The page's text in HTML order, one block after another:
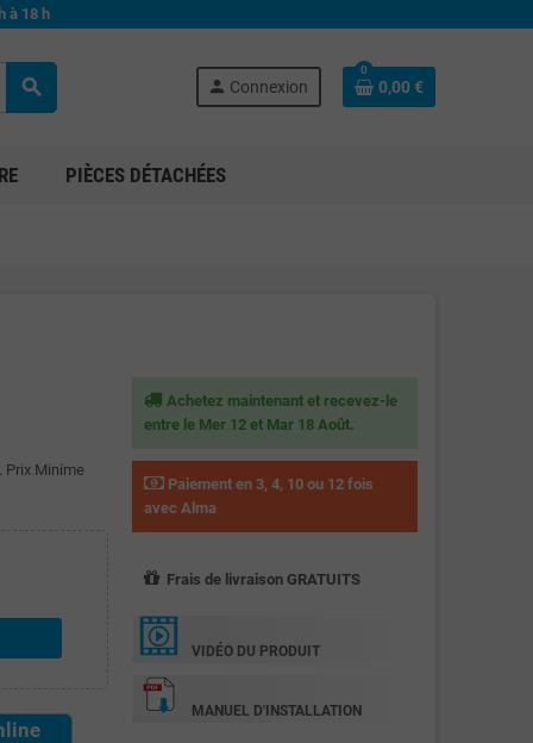
à 18 h
search person Connexion
0
0,00 €
PIÈCES DÉTACHÉES
Prix Minime
Achetez maintenant et recevez-le
entre le Mer 12 et Mar 18 Août.
Paiement en 3, 4, 10 ou 12 fois
avec Alma
Frais de livraison GRATUITS
VIDÉO DU PRODUIT
MANUEL D'INSTALLATION